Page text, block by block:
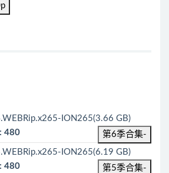
ION265(3.66 GB)
第6季合集-
480
ION265(6.19 GB)
第5季合集-
480